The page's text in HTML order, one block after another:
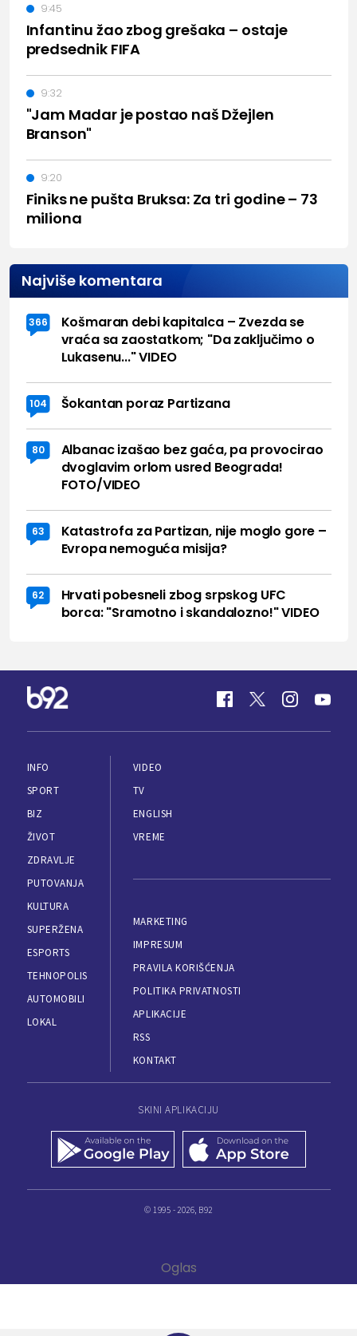
Infantinu žao zbog grešaka – ostaje
predsednik FIFA
9:45
"Jam Madar je postao naš Džejlen
Branson"
9:32
Finiks ne pušta Bruksa: Za tri godine – 73
miliona
9:20
Najviše komentara
366
Košmaran debi kapitalca – Zvezda se
vraća sa zaostatkom; "Da zaključimo o
Lukasenu..." VIDEO
104 Šokantan poraz Partizana
80
Albanac izašao bez gaća, pa provocirao
dvoglavim orlom usred Beograda!
FOTO/VIDEO
63
Katastrofa za Partizan, nije moglo gore –
Evropa nemoguća misija?
62
Hrvati pobesneli zbog srpskog UFC
borca: "Sramotno i skandalozno!" VIDEO
INFO
SPORT
BIZ
ŽIVOT
ZDRAVLJE
PUTOVANJA
KULTURA
SUPERŽENA
ESPORTS
TEHNOPOLIS
AUTOMOBILI
LOKAL
VIDEO
TV
ENGLISH
VREME
MARKETING
IMPRESUM
PRAVILA KORIŠĆENJA
POLITIKA PRIVATNOSTI
APLIKACIJE
RSS
KONTAKT
SKINI APLIKACIJU
© 1995 - 2026, B92